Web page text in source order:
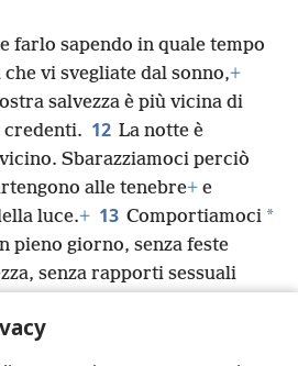
farlo sapendo in quale tempo
vi svegliate dal sonno,+
salvezza è più vicina di
credenti. 12 La notte è
Sbarazziamoci perciò
alle tenebre+ e
luce.+ 13 Comportiamoci *
pieno giorno, senza feste
senza rapporti sessuali
rivestitevi del Signore Gesù
a come soddisfare i desideri